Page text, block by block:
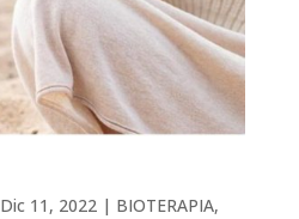
Dic 11, 2022| BIOTERAPIA,